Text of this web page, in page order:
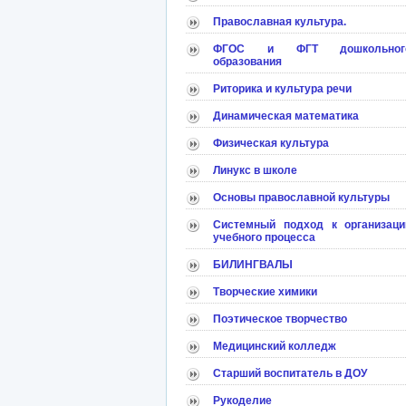
Православная культура.
ФГОС и ФГТ
образования
Риторика и культура речи
Динамическая математика
Физическая культура
Линукс в школе
Основы православной культуры
Системный подход к
учебного процесса
БИЛИНГВАЛЫ
Творческие химики
Поэтическое творчество
Медицинский колледж
Старший воспитатель в ДОУ
Рукоделие